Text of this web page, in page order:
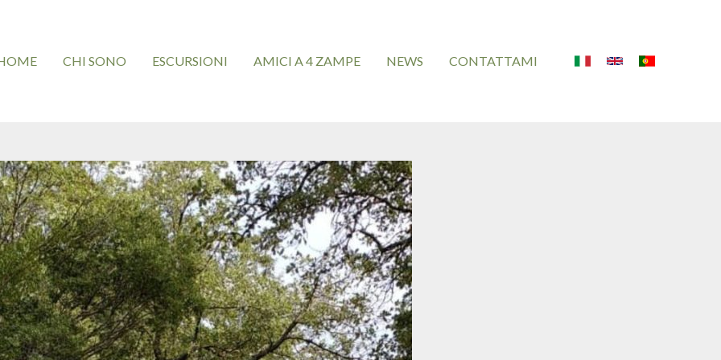
CHI SONO ESCURSIONI AMICI A 4 ZAMPE NEWS CONTATTAMI